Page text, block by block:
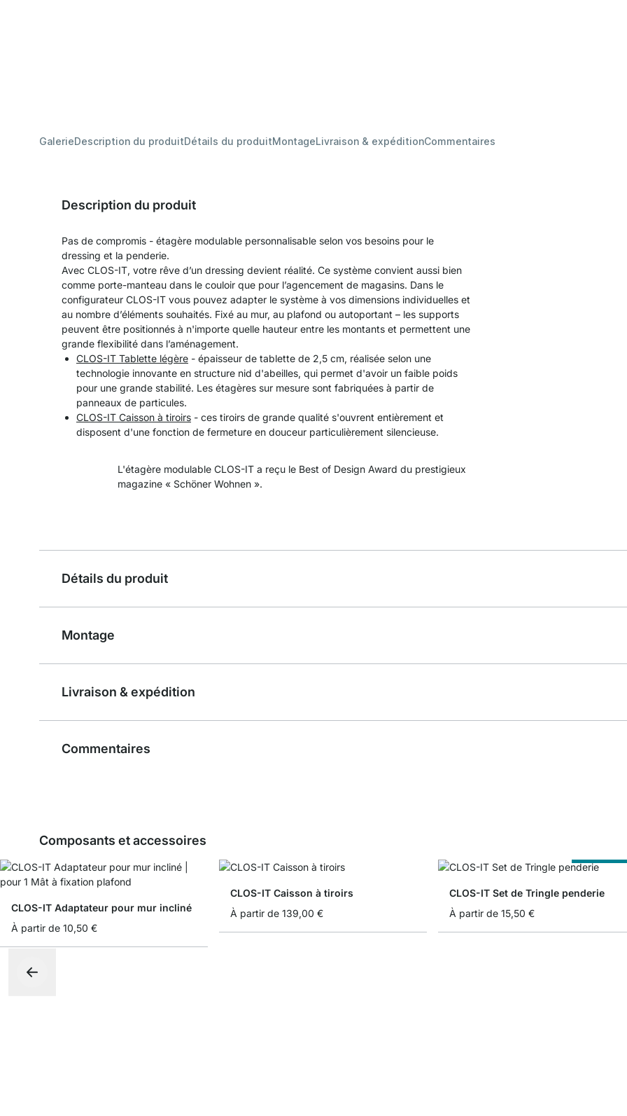
GalerieDescription du produitDétails du produitMontageLivraison & expéditionCommentaires
Description du produit
Pas de compromis - étagère modulable personnalisable selon vos besoins pour le
dressing et la penderie.
Avec CLOS-IT, votre rêve d’un dressing devient réalité. Ce système convient aussi bien
comme porte-manteau dans le couloir que pour l’agencement de magasins. Dans le
configurateur CLOS-IT vous pouvez adapter le système à vos dimensions individuelles et
au nombre d’éléments souhaités. Fixé au mur, au plafond ou autoportant – les supports
peuvent être positionnés à n'importe quelle hauteur entre les montants et permettent une
grande flexibilité dans l’aménagement.
CLOS-IT Tablette légère - épaisseur de tablette de 2,5 cm, réalisée selon une
technologie innovante en structure nid d'abeilles, qui permet d'avoir un faible poids
pour une grande stabilité. Les étagères sur mesure sont fabriquées à partir de
panneaux de particules.
CLOS-IT Caisson à tiroirs - ces tiroirs de grande qualité s'ouvrent entièrement et
disposent d'une fonction de fermeture en douceur particulièrement silencieuse.
L'étagère modulable CLOS-IT a reçu le Best of Design Award du prestigieux
magazine « Schöner Wohnen ».
Détails du produit
Montage
Livraison & expédition
Commentaires
Composants et accessoires
CLOS-IT Adaptateur pour mur incliné
À partir de 10,50 €
CLOS-IT Caisson à tiroirs
À partir de 139,00 €
CLOS-IT Set de Tringle penderie
À partir de 15,50 €